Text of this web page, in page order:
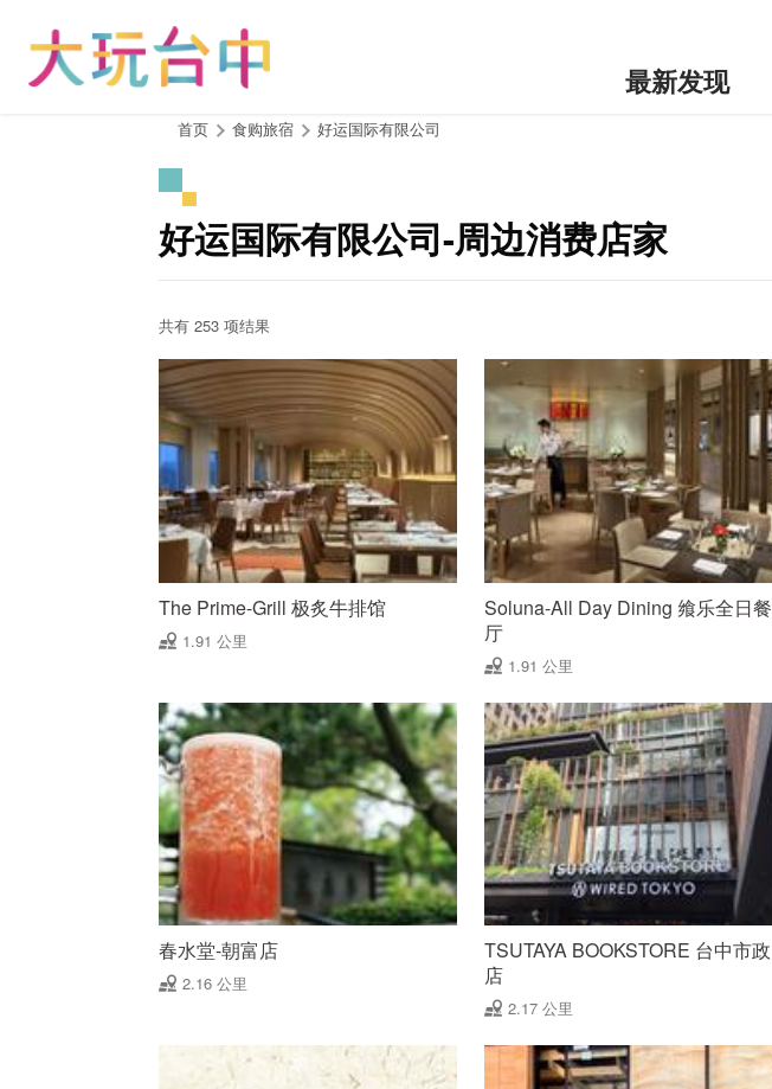
最新发现
首页 食购旅宿 好运国际有限公司
好运国际有限公司-周边消费店家
共有 253 项结果
The Prime-Grill 极炙牛排馆
1.91 公里
Soluna-All Day Dining 飨乐全日餐
厅
1.91 公里
春水堂-朝富店
2.16 公里
TSUTAYA BOOKSTORE 台中市政
店
2.17 公里